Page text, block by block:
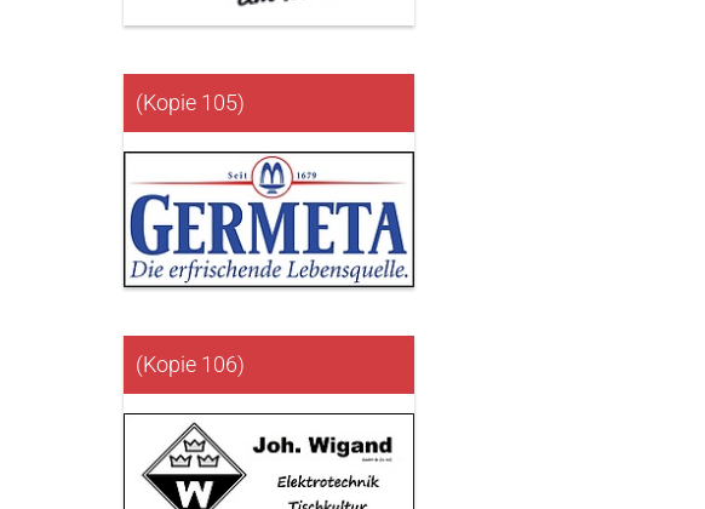
(Kopie 105)
(Kopie 106)